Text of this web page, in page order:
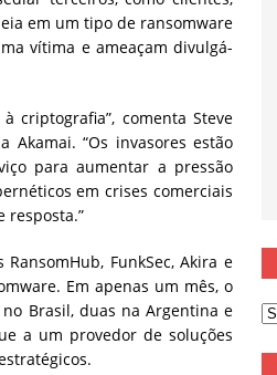
em um tipo de ransomware
vítima e ameaçam divulgá-
criptografia”, comenta Steve
Akamai. “Os invasores estão
para aumentar a pressão
em crises comerciais
resposta.”
FunkSec, Akira e
Em apenas um mês, o
Brasil, duas na Argentina e
a um provedor de soluções